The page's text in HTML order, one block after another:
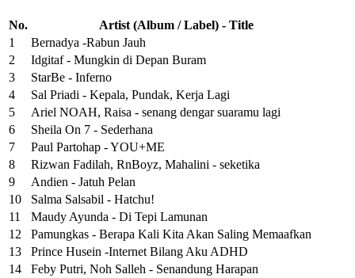
No.
Artist (Album / Label) - Title
1
Bernadya -Rabun Jauh
2
Idgitaf - Mungkin di Depan Buram
3
StarBe - Inferno
4
Sal Priadi - Kepala, Pundak, Kerja Lagi
5
Ariel NOAH, Raisa - senang dengar suaramu lagi
6
Sheila On 7 - Sederhana
7
Paul Partohap - YOU+ME
8
Rizwan Fadilah, RnBoyz, Mahalini - seketika
9
Andien - Jatuh Pelan
10
Salma Salsabil - Hatchu!
11
Maudy Ayunda - Di Tepi Lamunan
12
Pamungkas - Berapa Kali Kita Akan Saling Memaafkan
13
Prince Husein -Internet Bilang Aku ADHD
14
Feby Putri, Noh Salleh - Senandung Harapan